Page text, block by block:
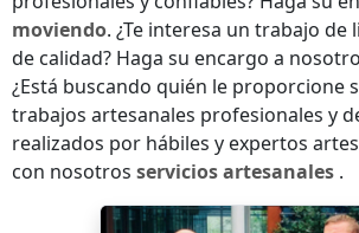
moviendo. ¿Te interesa un trabajo de
de calidad? Haga su encargo a
¿Está buscando quién le proporcione
trabajos artesanales profesionales y
realizados por hábiles y expertos
con nosotros servicios artesanales .